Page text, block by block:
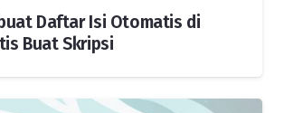
Daftar Isi Otomatis di
Buat Skripsi